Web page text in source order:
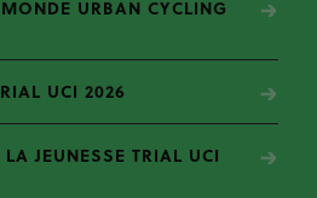
URBAN CYCLING
UCI 2026
JEUNESSE TRIAL UCI